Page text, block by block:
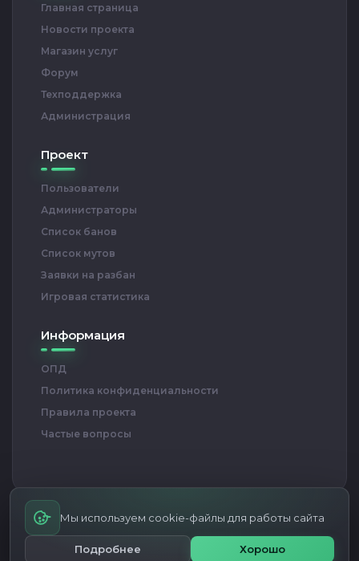
Главная страница
Новости проекта
Магазин услуг
Форум
Техподдержка
Администрация
Проект
Пользователи
Администраторы
Список банов
Список мутов
Заявки на разбан
Игровая статистика
Информация
ОПД
Политика конфиденциальности
Правила проекта
Частые вопросы
RED BULL ARENA — Проект игровых серверов CS 1.6© Все права
Мы используем cookie-файлы для работы сайта
Подробнее Хорошо